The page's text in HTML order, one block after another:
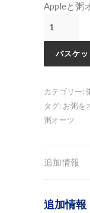
Appleと粥
バスケ
カテゴリー:
タグ: お粥を
粥オーツ
追加情報
追加情報